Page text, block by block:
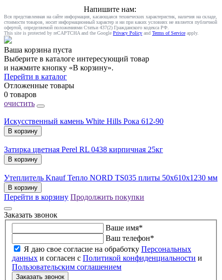
Напишите нам:
Вся представленная на сайте информация, касающаяся технических характеристик, наличия на складе,
стоимости товаров, носит информационный характер и ни при каких условиях не является публичной
офертой, определяемой положениями Статьи 437(2) Гражданского кодекса РФ.
This site is protected by reCAPTCHA and the Google Privacy Policy and Terms of Service apply.
Ваша корзина пуста
Выберите в каталоге интересующий товар
и нажмите кнопку «В корзину».
Перейти в каталог
Отложенные товары
0 товаров
очистить
Искусственный камень White Hills Рока 612-90
В корзину
Затирка цветная Perel RL 0438 кирпичная 25кг
В корзину
Утеплитель Knauf Тепло NORD TS035 плиты 50х610х1230 мм
В корзину
Перейти в корзину Продолжить покупки
Заказать звонок
Ваше имя*
Ваш телефон*
Я даю свое согласие на обработку Персональных
данных и согласен с Политикой конфиденциальности и
Пользовательским соглашением
Заказать звонок